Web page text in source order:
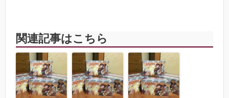
関連記事はこちら